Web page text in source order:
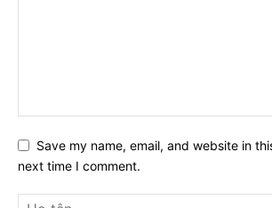
Save my name, email, and website in
next time I comment.